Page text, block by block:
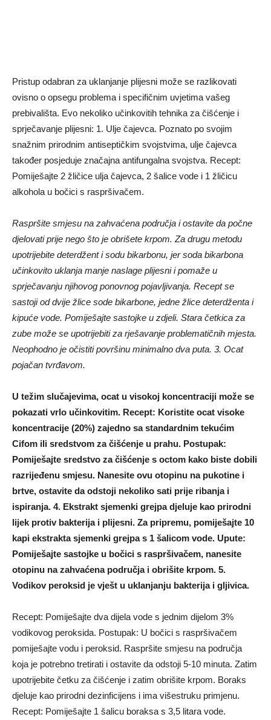
Pristup odabran za uklanjanje plijesni može se razlikovati
ovisno o opsegu problema i specifičnim uvjetima vašeg
prebivališta. Evo nekoliko učinkovitih tehnika za čišćenje i
sprječavanje plijesni: 1. Ulje čajevca. Poznato po svojim
snažnim prirodnim antiseptičkim svojstvima, ulje čajevca
također posjeduje značajna antifungalna svojstva. Recept:
Pomiješajte 2 žličice ulja čajevca, 2 šalice vode i 1 žličicu
alkohola u bočici s raspršivačem.
Raspršite smjesu na zahvaćena područja i ostavite da počne
djelovati prije nego što je obrišete krpom. Za drugu metodu
upotrijebite deterdžent i sodu bikarbonu, jer soda bikarbona
učinkovito uklanja manje naslage plijesni i pomaže u
sprječavanju njihovog ponovnog pojavljivanja. Recept se
sastoji od dvije žlice sode bikarbone, jedne žlice deterdženta i
kipuće vode. Pomiješajte sastojke u zdjeli. Stara četkica za
zube može se upotrijebiti za rješavanje problematičnih mjesta.
Neophodno je očistiti površinu minimalno dva puta. 3. Ocat
pojačan tvrđavom.
U težim slučajevima, ocat u visokoj koncentraciji može se
pokazati vrlo učinkovitim. Recept: Koristite ocat visoke
koncentracije (20%) zajedno sa standardnim tekućim
Cifom ili sredstvom za čišćenje u prahu. Postupak:
Pomiješajte sredstvo za čišćenje s octom kako biste dobili
razrijeđenu smjesu. Nanesite ovu otopinu na pukotine i
brtve, ostavite da odstoji nekoliko sati prije ribanja i
ispiranja. 4. Ekstrakt sjemenki grejpa djeluje kao prirodni
lijek protiv bakterija i plijesni. Za pripremu, pomiješajte 10
kapi ekstrakta sjemenki grejpa s 1 šalicom vode. Upute:
Pomiješajte sastojke u bočici s raspršivačem, nanesite
otopinu na zahvaćena područja i obrišite krpom. 5.
Vodikov peroksid je vješt u uklanjanju bakterija i gljivica.
Recept: Pomiješajte dva dijela vode s jednim dijelom 3%
vodikovog peroksida. Postupak: U bočici s raspršivačem
pomiješajte vodu i peroksid. Raspršite smjesu na područja
koja je potrebno tretirati i ostavite da odstoji 5-10 minuta. Zatim
upotrijebite četku za čišćenje i zatim obrišite krpom. Boraks
djeluje kao prirodni dezinficijens i ima višestruku primjenu.
Recept: Pomiješajte 1 šalicu boraksa s 3,5 litara vode.